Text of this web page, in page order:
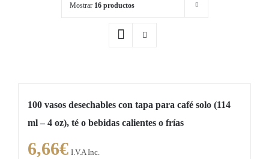
Mostrar 16 productos
100 vasos desechables con tapa para café solo (114
ml – 4 oz), té o bebidas calientes o frías
6,66€ I.V.A Inc.